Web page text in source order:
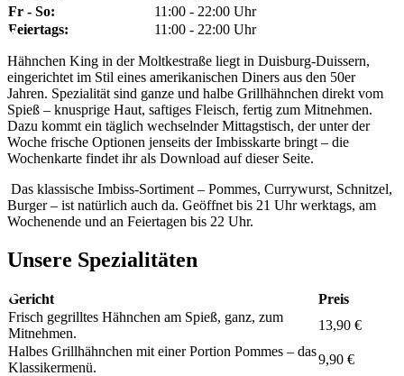
Fr - So:
11:00 - 22:00 Uhr
Feiertags:
11:00 - 22:00 Uhr
Hähnchen King in der Moltkestraße liegt in Duisburg-Duissern,
eingerichtet im Stil eines amerikanischen Diners aus den 50er
Jahren. Spezialität sind ganze und halbe Grillhähnchen direkt vom
Spieß – knusprige Haut, saftiges Fleisch, fertig zum Mitnehmen.
Dazu kommt ein täglich wechselnder Mittagstisch, der unter der
Woche frische Optionen jenseits der Imbisskarte bringt – die
Wochenkarte findet ihr als Download auf dieser Seite.
Das klassische Imbiss-Sortiment – Pommes, Currywurst, Schnitzel,
Burger – ist natürlich auch da. Geöffnet bis 21 Uhr werktags, am
Wochenende und an Feiertagen bis 22 Uhr.
Unsere Spezialitäten
Gericht
Preis
Frisch gegrilltes Hähnchen am Spieß, ganz, zum
Mitnehmen.
13,90 €
Halbes Grillhähnchen mit einer Portion Pommes – das
Klassikermenü.
9,90 €